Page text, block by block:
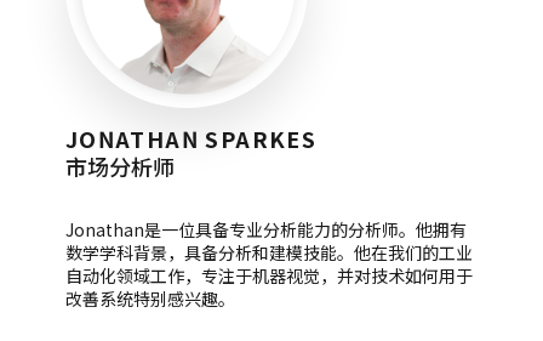
JONATHAN SPARKES
市场分析师
Jonathan是一位具备专业分析能力的分析师。他拥有
数学学科背景，具备分析和建模技能。他在我们的工业
自动化领域工作，专注于机器视觉，并对技术如何用于
改善系统特别感兴趣。